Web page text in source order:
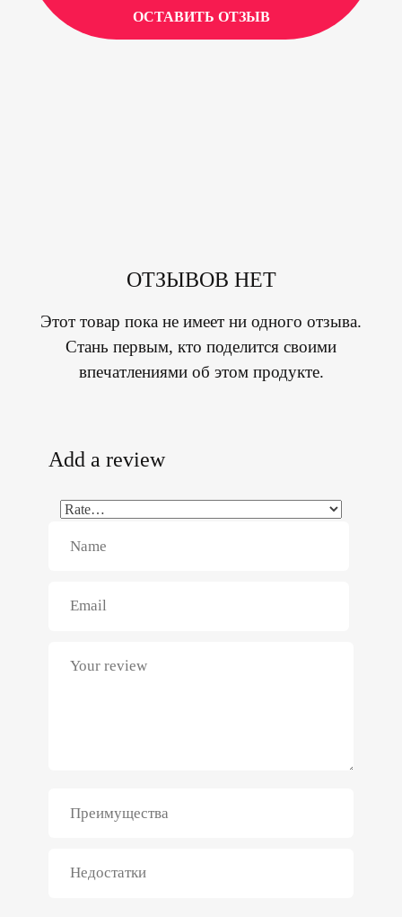
ОСТАВИТЬ ОТЗЫВ
ОТЗЫВОВ НЕТ
Этот товар пока не имеет ни одного отзыва.
Стань первым, кто поделится своими
впечатлениями об этом продукте.
Add a review